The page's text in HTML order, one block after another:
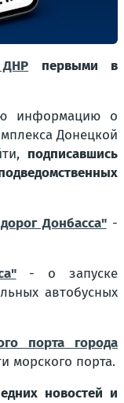
первыми в
информацию о
Донецкой
подписавшись
Донбасса"-
- о запуске
автобусных
порта города
морского порта.
новостей и